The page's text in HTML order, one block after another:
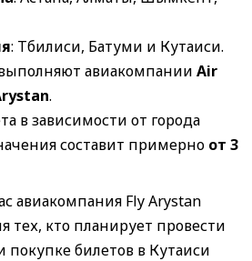
: Тбилиси, Батуми и Кутаиси.
авиакомпании Air
.
в зависимости от города
составит примерно от 3
авиакомпания Fly Arystan
тех, кто планирует провести
покупке билетов в Кутаиси